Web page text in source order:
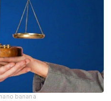
banana